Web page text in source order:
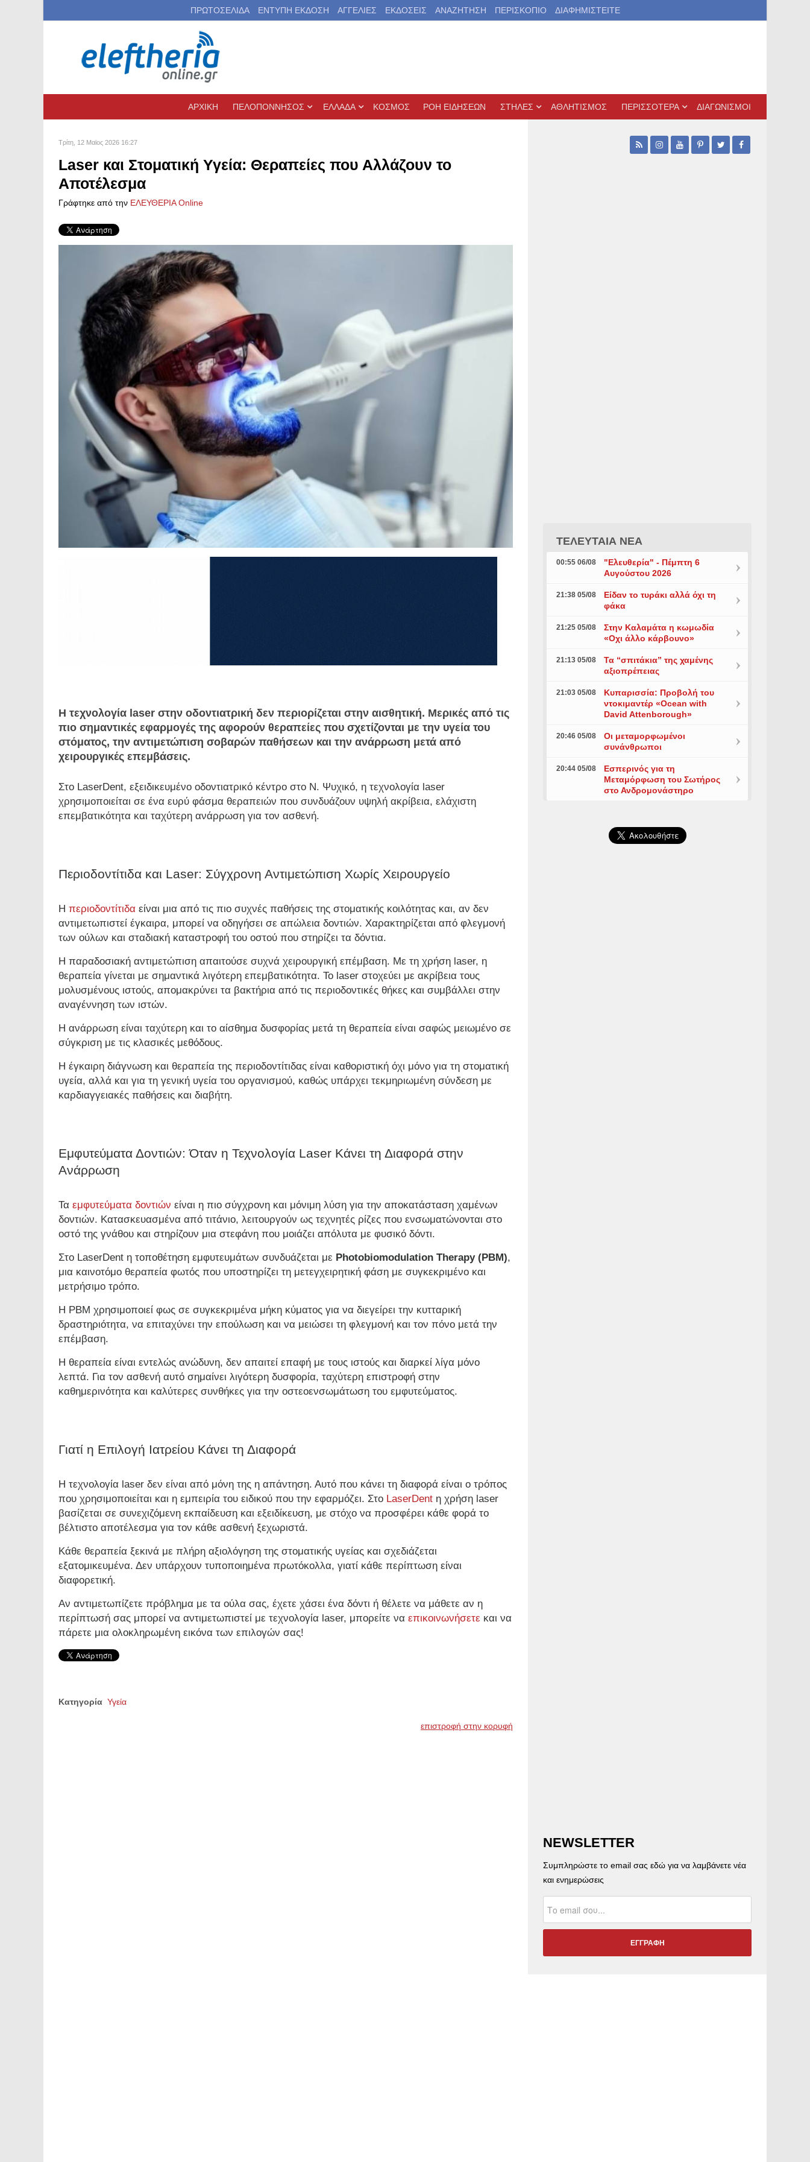
ΠΡΩΤΟΣΕΛΙΔΑ ΕΝΤΥΠΗ ΕΚΔΟΣΗ ΑΓΓΕΛΙΕΣ ΕΚΔΟΣΕΙΣ ΑΝΑΖΗΤΗΣΗ ΠΕΡΙΣΚΟΠΙΟ ΔΙΑΦΗΜΙΣΤΕΙΤΕ
ΑΡΧΙΚΗ ΠΕΛΟΠΟΝΝΗΣΟΣ ΕΛΛΑΔΑ ΚΟΣΜΟΣ ΡΟΗ ΕΙΔΗΣΕΩΝ ΣΤΗΛΕΣ ΑΘΛΗΤΙΣΜΟΣ ΠΕΡΙΣΣΟΤΕΡΑ ΔΙΑΓΩΝΙΣΜΟΙ
Τρίτη, 12 Μαϊος 2026 16:27
Laser και Στοματική Υγεία: Θεραπείες που Αλλάζουν το
Αποτέλεσμα
Γράφτηκε από την ΕΛΕΥΘΕΡΙΑ Online
Η τεχνολογία laser στην οδοντιατρική δεν περιορίζεται στην αισθητική. Μερικές από τις
πιο σημαντικές εφαρμογές της αφορούν θεραπείες που σχετίζονται με την υγεία του
στόματος, την αντιμετώπιση σοβαρών παθήσεων και την ανάρρωση μετά από
χειρουργικές επεμβάσεις.
Στο LaserDent, εξειδικευμένο οδοντιατρικό κέντρο στο Ν. Ψυχικό, η τεχνολογία laser
χρησιμοποιείται σε ένα ευρύ φάσμα θεραπειών που συνδυάζουν υψηλή ακρίβεια, ελάχιστη
επεμβατικότητα και ταχύτερη ανάρρωση για τον ασθενή.
Περιοδοντίτιδα και Laser: Σύγχρονη Αντιμετώπιση Χωρίς Χειρουργείο
Η περιοδοντίτιδα είναι μια από τις πιο συχνές παθήσεις της στοματικής κοιλότητας και, αν δεν
αντιμετωπιστεί έγκαιρα, μπορεί να οδηγήσει σε απώλεια δοντιών. Χαρακτηρίζεται από φλεγμονή
των ούλων και σταδιακή καταστροφή του οστού που στηρίζει τα δόντια.
Η παραδοσιακή αντιμετώπιση απαιτούσε συχνά χειρουργική επέμβαση. Με τη χρήση laser, η
θεραπεία γίνεται με σημαντικά λιγότερη επεμβατικότητα. Το laser στοχεύει με ακρίβεια τους
μολυσμένους ιστούς, απομακρύνει τα βακτήρια από τις περιοδοντικές θήκες και συμβάλλει στην
αναγέννηση των ιστών.
Η ανάρρωση είναι ταχύτερη και το αίσθημα δυσφορίας μετά τη θεραπεία είναι σαφώς μειωμένο σε
σύγκριση με τις κλασικές μεθόδους.
Η έγκαιρη διάγνωση και θεραπεία της περιοδοντίτιδας είναι καθοριστική όχι μόνο για τη στοματική
υγεία, αλλά και για τη γενική υγεία του οργανισμού, καθώς υπάρχει τεκμηριωμένη σύνδεση με
καρδιαγγειακές παθήσεις και διαβήτη.
Εμφυτεύματα Δοντιών: Όταν η Τεχνολογία Laser Κάνει τη Διαφορά στην
Ανάρρωση
Τα εμφυτεύματα δοντιών είναι η πιο σύγχρονη και μόνιμη λύση για την αποκατάσταση χαμένων
δοντιών. Κατασκευασμένα από τιτάνιο, λειτουργούν ως τεχνητές ρίζες που ενσωματώνονται στο
οστό της γνάθου και στηρίζουν μια στεφάνη που μοιάζει απόλυτα με φυσικό δόντι.
Στο LaserDent η τοποθέτηση εμφυτευμάτων συνδυάζεται με Photobiomodulation Therapy (PBM),
μια καινοτόμο θεραπεία φωτός που υποστηρίζει τη μετεγχειρητική φάση με συγκεκριμένο και
μετρήσιμο τρόπο.
Η PBM χρησιμοποιεί φως σε συγκεκριμένα μήκη κύματος για να διεγείρει την κυτταρική
δραστηριότητα, να επιταχύνει την επούλωση και να μειώσει τη φλεγμονή και τον πόνο μετά την
επέμβαση.
Η θεραπεία είναι εντελώς ανώδυνη, δεν απαιτεί επαφή με τους ιστούς και διαρκεί λίγα μόνο
λεπτά. Για τον ασθενή αυτό σημαίνει λιγότερη δυσφορία, ταχύτερη επιστροφή στην
καθημερινότητα και καλύτερες συνθήκες για την οστεοενσωμάτωση του εμφυτεύματος.
Γιατί η Επιλογή Ιατρείου Κάνει τη Διαφορά
Η τεχνολογία laser δεν είναι από μόνη της η απάντηση. Αυτό που κάνει τη διαφορά είναι ο τρόπος
που χρησιμοποιείται και η εμπειρία του ειδικού που την εφαρμόζει. Στο LaserDent η χρήση laser
βασίζεται σε συνεχιζόμενη εκπαίδευση και εξειδίκευση, με στόχο να προσφέρει κάθε φορά το
βέλτιστο αποτέλεσμα για τον κάθε ασθενή ξεχωριστά.
Κάθε θεραπεία ξεκινά με πλήρη αξιολόγηση της στοματικής υγείας και σχεδιάζεται
εξατομικευμένα. Δεν υπάρχουν τυποποιημένα πρωτόκολλα, γιατί κάθε περίπτωση είναι
διαφορετική.
Αν αντιμετωπίζετε πρόβλημα με τα ούλα σας, έχετε χάσει ένα δόντι ή θέλετε να μάθετε αν η
περίπτωσή σας μπορεί να αντιμετωπιστεί με τεχνολογία laser, μπορείτε να επικοινωνήσετε και να
πάρετε μια ολοκληρωμένη εικόνα των επιλογών σας!
Κατηγορία Υγεία
επιστροφή στην κορυφή
ΤΕΛΕΥΤΑΙΑ ΝΕΑ
00:55 06/08
"Ελευθερία" - Πέμπτη 6
Αυγούστου 2026
21:38 05/08
Είδαν το τυράκι αλλά όχι τη
φάκα
21:25 05/08
Στην Καλαμάτα η κωμωδία
«Οχι άλλο κάρβουνο»
21:13 05/08
Τα “σπιτάκια” της χαμένης
αξιοπρέπειας
21:03 05/08
Κυπαρισσία: Προβολή του
ντοκιμαντέρ «Ocean with
David Attenborough»
20:46 05/08
Οι μεταμορφωμένοι
συνάνθρωποι
20:44 05/08
Εσπερινός για τη
Μεταμόρφωση του Σωτήρος
στο Ανδρομονάστηρο
NEWSLETTER
Συμπληρώστε το email σας εδώ για να λαμβάνετε νέα
και ενημερώσεις